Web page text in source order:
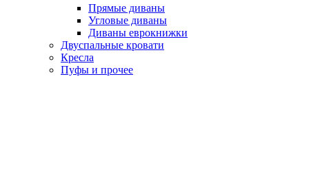
Прямые диваны
Угловые диваны
Диваны еврокнижки
Двуспальные кровати
Кресла
Пуфы и прочее